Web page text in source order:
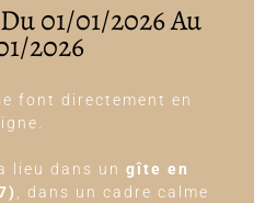
01/01/2026 Au
2026
font directement en
ligne.
lieu dans un gîte en
, dans un cadre calme